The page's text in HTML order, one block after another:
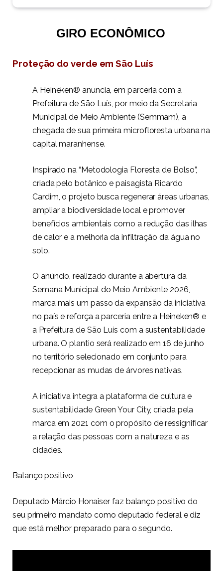
GIRO ECONÔMICO
Proteção do verde em São Luís
A Heineken®️ anuncia, em parceria com a
Prefeitura de São Luís, por meio da Secretaria
Municipal de Meio Ambiente (Semmam), a
chegada de sua primeira microfloresta urbana na
capital maranhense.
Inspirado na “Metodologia Floresta de Bolso”,
criada pelo botânico e paisagista Ricardo
Cardim, o projeto busca regenerar áreas urbanas,
ampliar a biodiversidade local e promover
benefícios ambientais como a redução das ilhas
de calor e a melhoria da infiltração da água no
solo.
O anúncio, realizado durante a abertura da
Semana Municipal do Meio Ambiente 2026,
marca mais um passo da expansão da iniciativa
no país e reforça a parceria entre a Heineken® e
a Prefeitura de São Luís com a sustentabilidade
urbana. O plantio será realizado em16 de junho
no território selecionado em conjunto para
recepcionar as mudas de árvores nativas.
A iniciativa integra a plataforma de cultura e
sustentabilidade Green Your City, criada pela
marca em 2021 com o propósito de ressignificar
a relação das pessoas com a natureza e as
cidades.
Balanço positivo
Deputado Márcio Honaiser faz balanço positivo do
seu primeiro mandato como deputado federal e diz
que está melhor preparado para o segundo.